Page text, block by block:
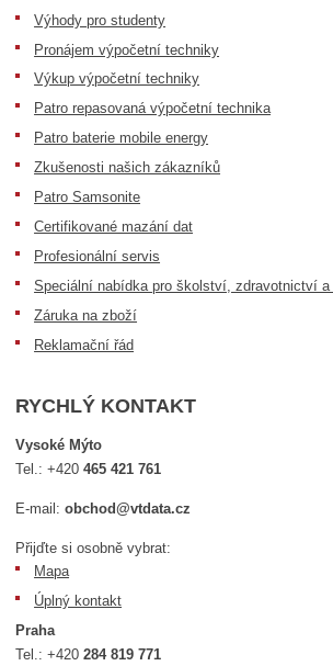
Výhody pro studenty
Pronájem výpočetní techniky
Výkup výpočetní techniky
Patro repasovaná výpočetní technika
Patro baterie mobile energy
Zkušenosti našich zákazníků
Patro Samsonite
Certifikované mazání dat
Profesionální servis
Speciální nabídka pro školství, zdravotnictví
Záruka na zboží
Reklamační řád
RYCHLÝ KONTAKT
Vysoké Mýto
Tel.:+420465 421 761
E-mail:obchod@vtdata.cz
Přijďte si osobně vybrat:
Mapa
Úplný kontakt
Praha
Tel.:+420284 819 771